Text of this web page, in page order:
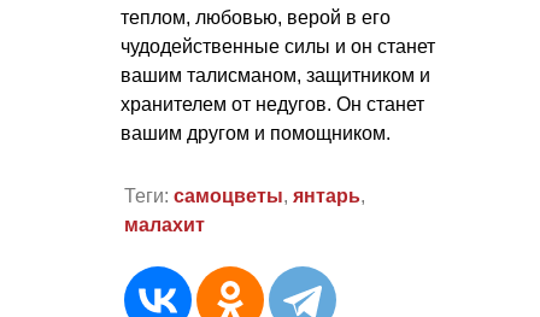
теплом, любовью, верой в его
чудодейственные силы и он станет
вашим талисманом, защитником и
хранителем от недугов. Он станет
вашим другом и помощником.
Теги: самоцветы, янтарь,
малахит